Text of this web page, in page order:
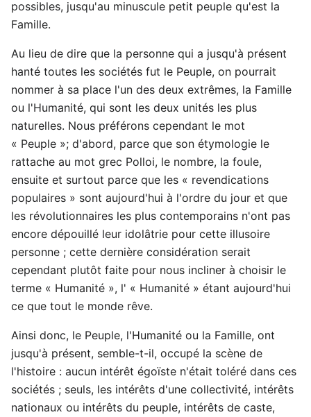
possibles, jusqu'au minuscule petit peuple qu'est la
Famille.
Au lieu de dire que la personne qui a jusqu'à présent
hanté toutes les sociétés fut le Peuple, on pourrait
nommer à sa place l'un des deux extrêmes, la Famille
ou l'Humanité, qui sont les deux unités les plus
naturelles. Nous préférons cependant le mot
« Peuple »; d'abord, parce que son étymologie le
rattache au mot grec Polloi, le nombre, la foule,
ensuite et surtout parce que les « revendications
populaires » sont aujourd'hui à l'ordre du jour et que
les révolutionnaires les plus contemporains n'ont pas
encore dépouillé leur idolâtrie pour cette illusoire
personne ; cette dernière considération serait
cependant plutôt faite pour nous incliner à choisir le
terme « Humanité », l' « Humanité » étant aujourd'hui
ce que tout le monde rêve.
Ainsi donc, le Peuple, l'Humanité ou la Famille, ont
jusqu'à présent, semble-t-il, occupé la scène de
l'histoire : aucun intérêt égoïste n'était toléré dans ces
sociétés ; seuls, les intérêts d'une collectivité, intérêts
nationaux ou intérêts du peuple, intérêts de caste,